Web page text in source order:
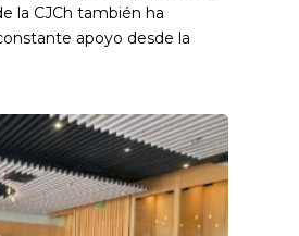
la CJCh también ha
apoyo desde la